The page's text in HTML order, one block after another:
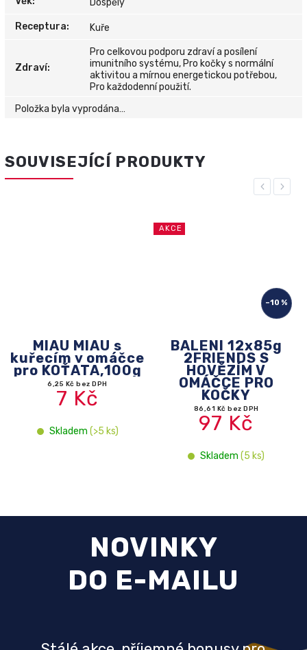
Dospělý
Receptura: Kuře
Zdraví:
Pro celkovou podporu zdraví a posílení
imunitního systému, Pro kočky s normální
aktivitou a mírnou energetickou potřebou,
Pro každodenní použití.
Položka byla vyprodána…
SOUVISEJÍCÍ PRODUKTY
Previous
MIAU MIAU s
kuřecím v omáčce
pro KOŤATA,100g
6,25 Kč bez DPH
7 Kč
Skladem (>5 ks)
AKCE
–10 %
BALENÍ 12x85g
2FRIENDS S
HOVĚZÍM V
OMÁČCE PRO
KOČKY
86,61 Kč bez DPH
97 Kč
Skladem (5 ks)
Next
NOVINKY
DO E-MAILU